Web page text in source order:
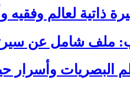
ذاتية لعالم وفقيه
ملف شامل عن
البصريات وأسرار